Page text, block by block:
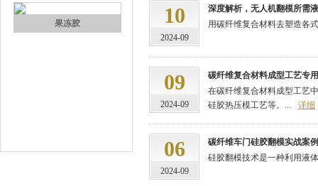
果冻胶 10
2024-09
深度解析，无人机翻模所需
用碳纤维复合材料去塑造各
09
2024-09
碳纤维复合材料成型工艺专
在碳纤维复合材料成型工艺
硅胶热压模工艺等。...
详细
06
2024-09
碳纤维车门硅胶翻模实战案
硅胶翻模技术是一种利用液